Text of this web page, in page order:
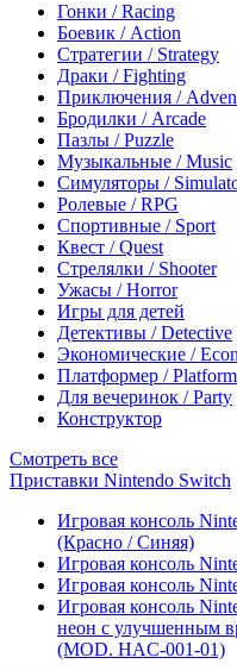
Гонки / Racing
Боевик / Action
Стратегии / Strategy
Драки / Fighting
Приключения /
Бродилки / Arcade
Пазлы / Puzzle
Музыкальные / Music
Симуляторы /
Ролевые / RPG
Спортивные / Sport
Квест / Quest
Стрелялки / Shooter
Ужасы / Horror
Игры для детей
Детективы / Detective
Экономические /
Платформер /
Для вечеринок / Party
Конструктор
Смотреть все
Приставки Nintendo Switch
Игровая консоль
(Красно / Синяя)
Игровая консоль
Игровая консоль
Игровая консоль
неон с улучшенным
(MOD. HAC-001-01)